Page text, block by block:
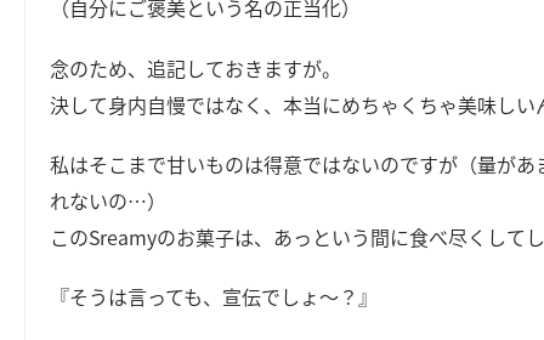
（自分にご褒美という名の正当化）
念のため、追記しておきますが。
決して身内自慢ではなく、本当にめちゃくちゃ美味しい
私はそこまで甘いものは得意ではないのですが（量があ
れないの…）
このSreamyのお菓子は、あっという間に食べ尽くして
『そうは言っても、宣伝でしょ～？』